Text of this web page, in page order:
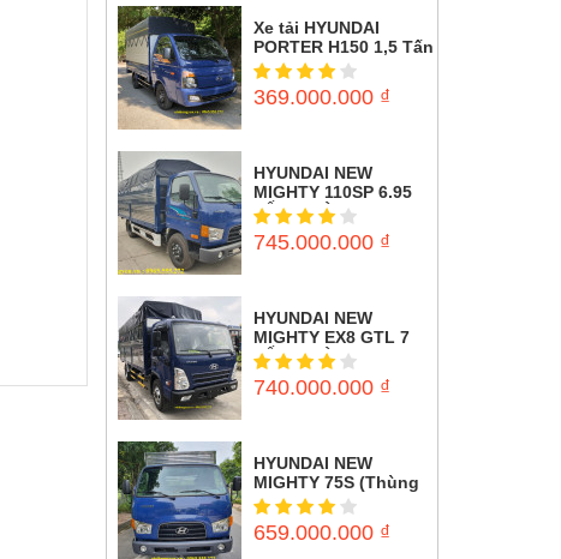
Xe tải HYUNDAI
PORTER H150 1,5 Tấn
( Thùng mui bạt)
369.000.000 ₫
HYUNDAI NEW
MIGHTY 110SP 6.95
TẤN (THÙNG MUI
BẠT)
745.000.000 ₫
HYUNDAI NEW
MIGHTY EX8 GTL 7
TẤN (THÙNG MUI
BẠT)
740.000.000 ₫
HYUNDAI NEW
MIGHTY 75S (Thùng
Kín) 3,5 tấn
659.000.000 ₫